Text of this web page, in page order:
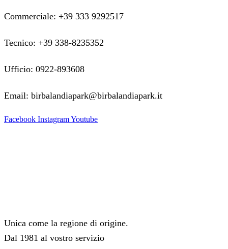
Commerciale: +39 333 9292517
Tecnico: +39 338-8235352
Ufficio: 0922-893608
Email: birbalandiapark@birbalandiapark.it
Facebook InstagramYoutube
Unica come la regione di origine.
Dal 1981 al vostro servizio